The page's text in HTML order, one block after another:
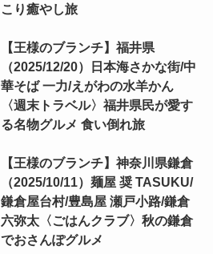
こり癒やし旅
【王様のブランチ】福井県
（2025/12/20）日本海さかな街/中
華そば 一力/えがわの水羊かん
〈週末トラベル〉福井県民が愛す
る名物グルメ 食い倒れ旅
【王様のブランチ】神奈川県鎌倉
（2025/10/11）麺屋 奨 TASUKU/
鎌倉屋台村/豊島屋 瀬戸小路/鎌倉
六弥太〈ごはんクラブ〉秋の鎌倉
でおさんぽグルメ